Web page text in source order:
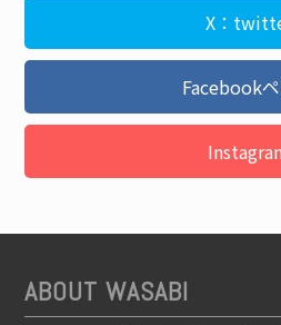
X：
Facebook
ABOUT WASABI